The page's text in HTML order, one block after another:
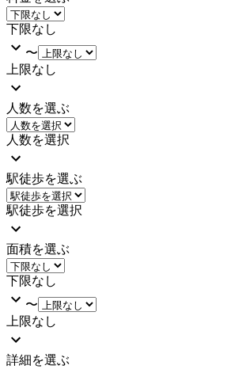
下限なし
〜
上限なし
人数を選ぶ
人数を選択
駅徒歩を選ぶ
駅徒歩を選択
面積を選ぶ
下限なし
〜
上限なし
詳細を選ぶ